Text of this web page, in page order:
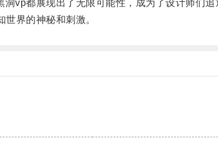
都展现出了无限可能性，成为了设计师们追
界的神秘和刺激。